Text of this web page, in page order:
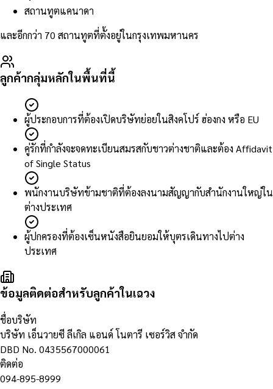
สถานทูตแคนาดา
และอีกกว่า 70 สถานทูตที่ตั้งอยู่ในกรุงเทพมหานคร
ลูกค้ากลุ่มหลักในพื้นที่นี้
ผู้ประกอบการที่ต้องเปิดบริษัทย่อยในสิงคโปร์ ฮ่องกง หรือ EU
คู่รักที่กำลังจะจดทะเบียนสมรสกับชาวต่างชาติและต้อง Affidavit
of Single Status
พนักงานบริษัทข้ามชาติที่ต้องลงนามสัญญากับสำนักงานใหญ่ใน
ต่างประเทศ
ผู้ปกครองที่ต้องเซ็นหนังสือยินยอมให้บุตรเดินทางไปต่าง
ประเทศ
ข้อมูลติดต่อสำหรับลูกค้าในเฉวง
ชื่อบริษัท
บริษัท เอ็นวายซี ลีเกิล แอนด์ โนตารี เซอร์วิส จำกัด
DBD No. 0435567000061
ติดต่อ
094-895-8999